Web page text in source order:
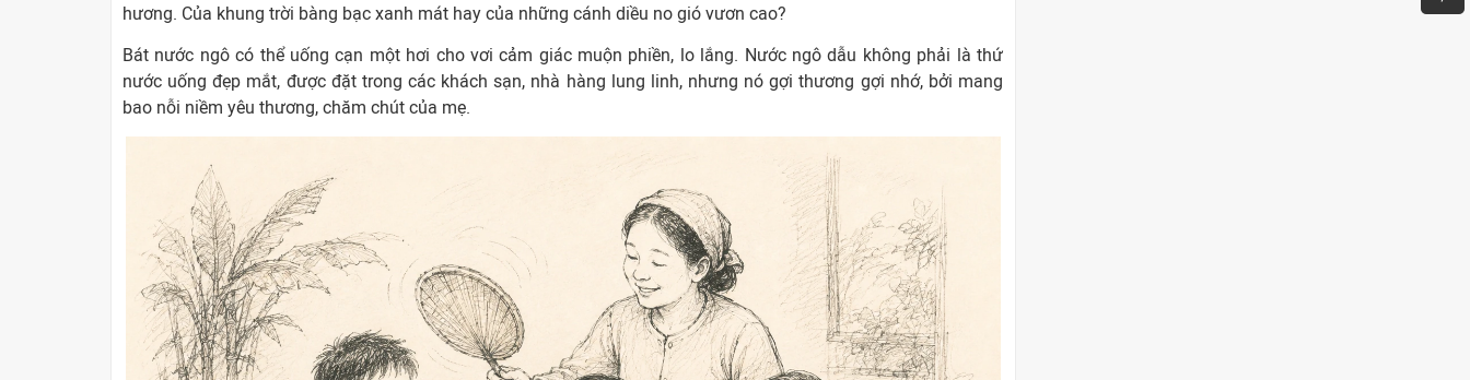
hương. Của khung trời bàng bạc xanh mát hay của những cánh diều no gió vươn cao?
Bát nước ngô có thể uống cạn một hơi cho vơi cảm giác muộn phiền, lo lắng. Nước ngô dẫu không phải là thứ
nước uống đẹp mắt, được đặt trong các khách sạn, nhà hàng lung linh, nhưng nó gợi thương gợi nhớ, bởi mang
bao nỗi niềm yêu thương, chăm chút của mẹ.